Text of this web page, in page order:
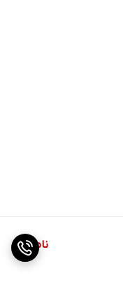
ناموجود